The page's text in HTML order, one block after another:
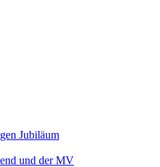
Jubiläum
und der MV